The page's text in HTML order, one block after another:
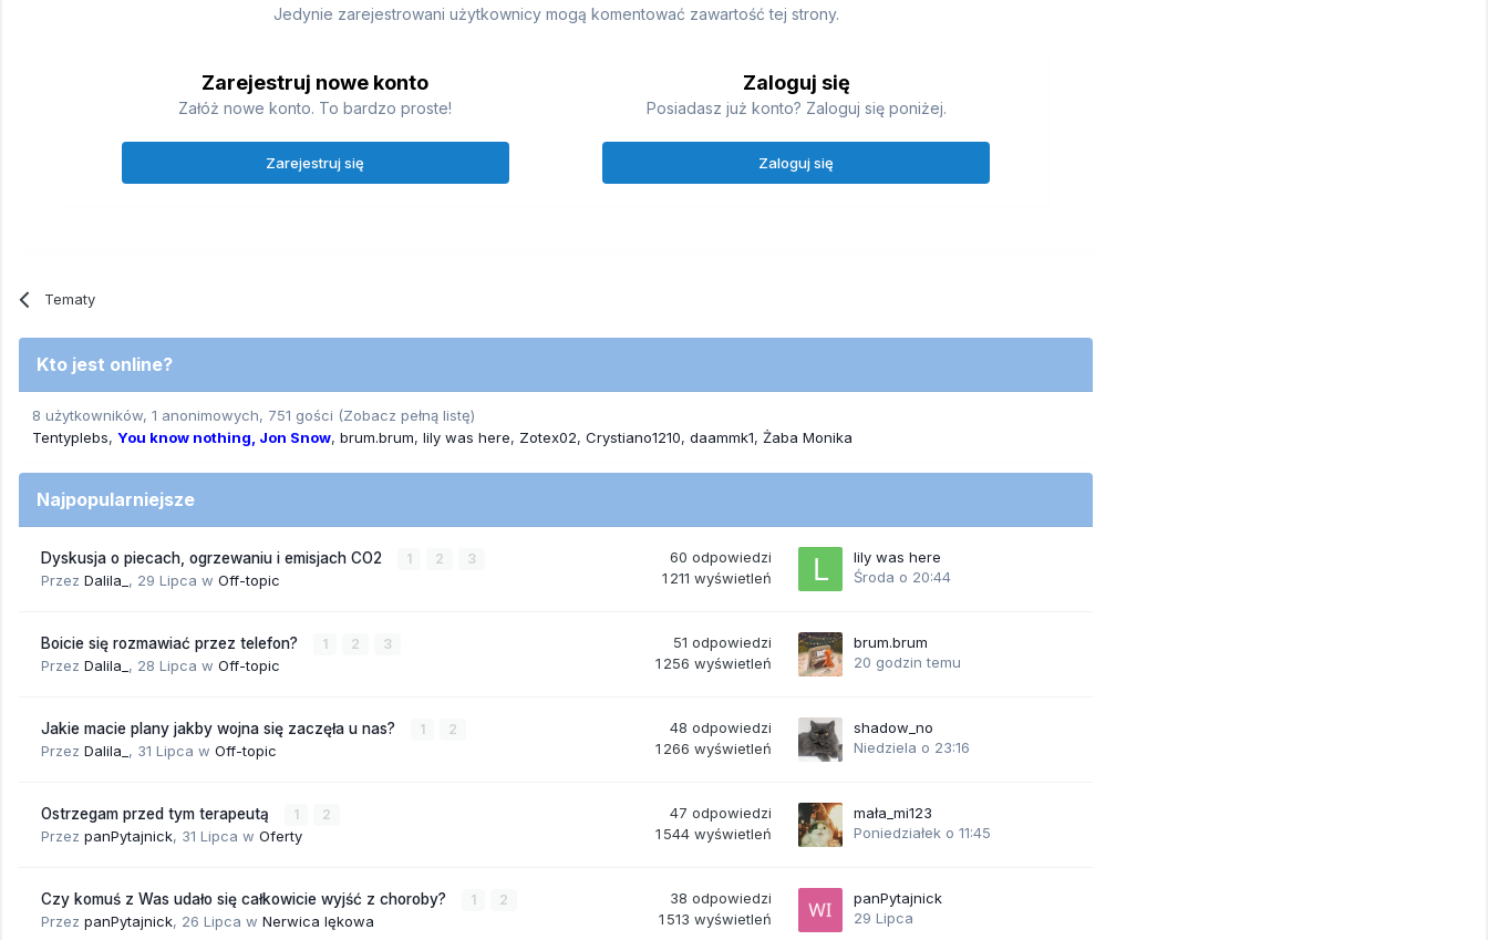
Jedynie zarejestrowani użytkownicy mogą komentować zawartość tej strony.
Zarejestruj nowe konto
Załóż nowe konto. To bardzo proste!
Zarejestruj się
Zaloguj się
Posiadasz już konto? Zaloguj się poniżej.
Zaloguj się
Tematy
Kto jest online?
8 użytkowników, 1 anonimowych, 751 gości (Zobacz pełną listę)
Tentyplebs You know nothing, Jon Snow brum.brum lily was here Zotex02 Crystiano1210 daammk1 Żaba Monika
Najpopularniejsze
Dyskusja o piecach, ogrzewaniu i emisjach CO2 1 2 3
Przez Dalila_ , 29 Lipca w Off-topic
60 odpowiedzi
1 211 wyświetleń
lily was here
Środa o 20:44
Boicie się rozmawiać przez telefon? 1 2 3
Przez Dalila_ , 28 Lipca w Off-topic
51 odpowiedzi
1 256 wyświetleń
brum.brum
20 godzin temu
Jakie macie plany jakby wojna się zaczęła u nas? 1 2
Przez Dalila_ , 31 Lipca w Off-topic
48 odpowiedzi
1 266 wyświetleń
shadow_no
Niedziela o 23:16
Ostrzegam przed tym terapeutą 1 2
Przez panPytajnick, 31 Lipca w Oferty
47 odpowiedzi
1 544 wyświetleń
mała_mi123
Poniedziałek o 11:45
Czy komuś z Was udało się całkowicie wyjść z choroby? 1 2
Przez panPytajnick, 26 Lipca w Nerwica lękowa
38 odpowiedzi
1 513 wyświetleń
panPytajnick
29 Lipca